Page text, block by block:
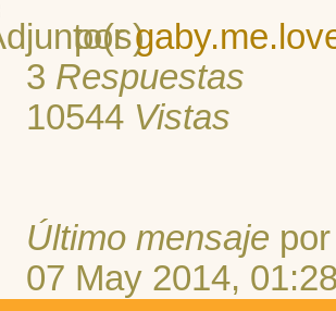
por
3 Respuestas
10544 Vistas
Último mensaje
07 May 2014,